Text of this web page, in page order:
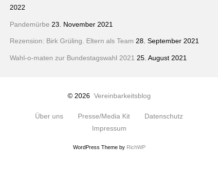
2022
Pandemürbe 23. November 2021
Rezension: Birk Grüling. Eltern als Team 28. September 2021
Wahl-o-maten zur Bundestagswahl 2021 25. August 2021
© 2026 Vereinbarkeitsblog
Über uns Presse/Media Kit
Datenschutz
Impressum
WordPress Theme by RichWP